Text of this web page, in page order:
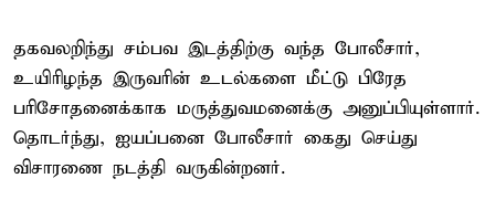
தகவலறிந்து சம்பவ இடத்திற்கு வந்த போலீசார்,
உயிரிழந்த இருவரின் உடல்களை மீட்டு பிரேத
பரிசோதனைக்காக மருத்துவமனைக்கு அனுப்பியுள்ளார்.
தொடர்ந்து, ஐயப்பனை போலீசார் கைது செய்து
விசாரணை நடத்தி வருகின்றனர்.